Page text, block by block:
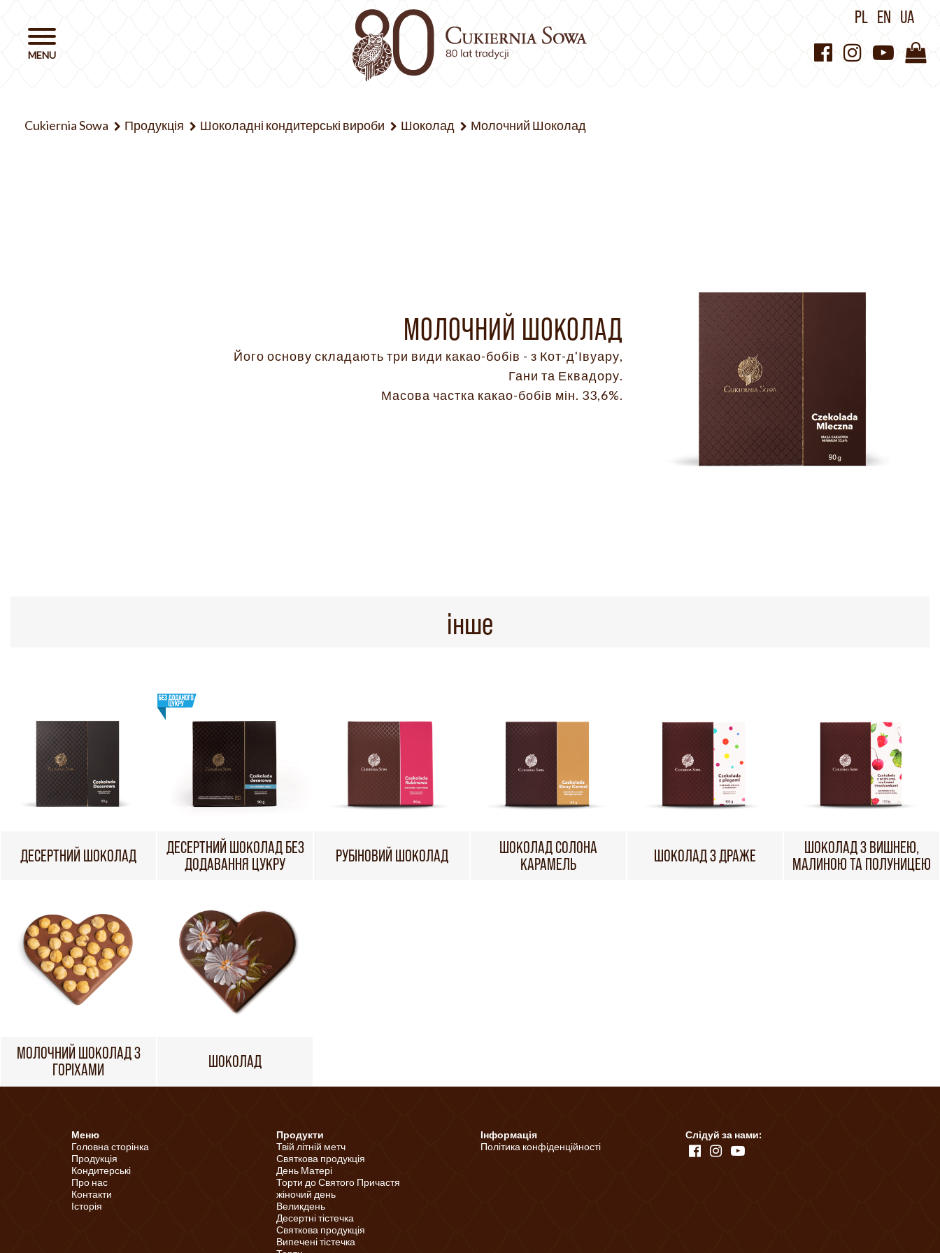
PL EN UA
Cukiernia Sowa Продукція Шоколадні кондитерські вироби Шоколад Молочний Шоколад
МОЛОЧНИЙ ШОКОЛАД
Його основу складають три види какао-бобів - з Кот-д'Івуару,
Гани та Еквадору.
Масова частка какао-бобів мін. 33,6%.
інше
ДЕСЕРТНИЙ ШОКОЛАД
ДЕСЕРТНИЙ ШОКОЛАД БЕЗ
ДОДАВАННЯ ЦУКРУ
РУБІНОВИЙ ШОКОЛАД
ШОКОЛАД СОЛОНА
КАРАМЕЛЬ
ШОКОЛАД З ДРАЖЕ
ШОКОЛАД З ВИШНЕЮ,
МАЛИНОЮ ТА ПОЛУНИЦЕЮ
МОЛОЧНИЙ ШОКОЛАД З
ГОРІХАМИ
ШОКОЛАД
Меню
Головна сторінка
Продукція
Кондитерські
Про нас
Контакти
Історія
Продукти
Твій літній метч
Святкова продукція
День Матері
Торти до Святого Причастя
жіночий день
Великдень
Десертні тістечка
Святкова продукція
Випечені тістечка
Інформація
Політика конфіденційності
Слідуй за нами: